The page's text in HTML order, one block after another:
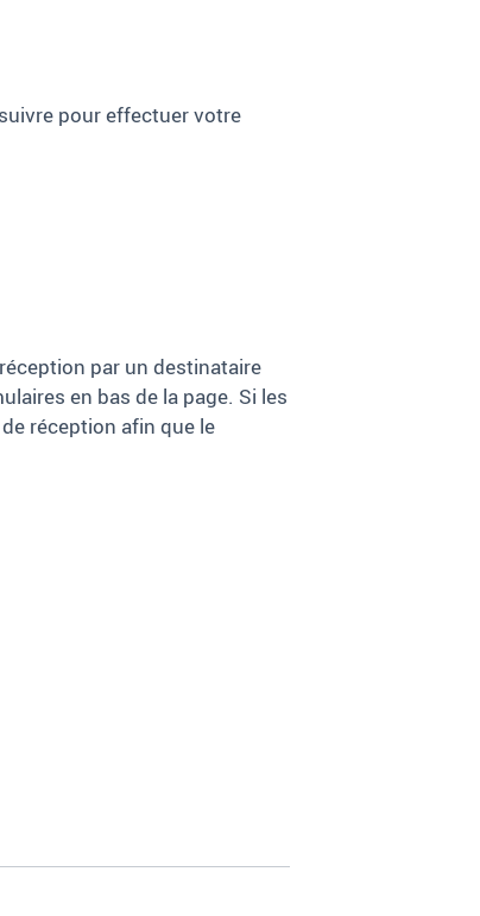
pour effectuer votre
par un destinataire
en bas de la page. Si les
réception afin que le